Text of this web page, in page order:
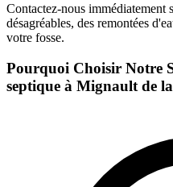
Contactez-nous immédiatement
désagréables, des remontées
votre fosse.
Pourquoi Choisir Notre
septique à Mignault de